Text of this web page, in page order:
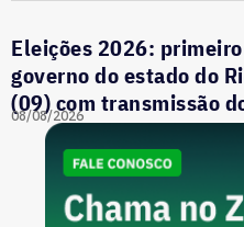
Eleições 2026:
governo do estado do
(09) com transmissão
08/08/2026